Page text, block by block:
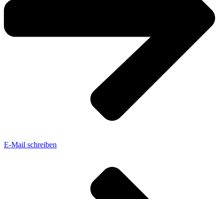
E-Mail schreiben